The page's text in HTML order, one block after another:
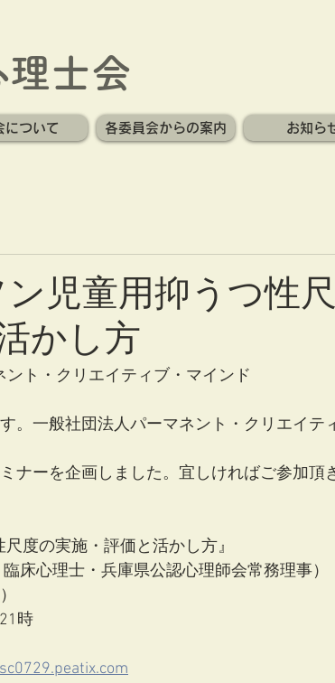
士会
について 各委員会からの案内 お知ら
ン児童用抑うつ性
かし方
ト・クリエイティブ・マインド
。一般社団法人パーマネント・クリエイテ
ナーを企画しました。宜しければご参加頂
尺度の実施・評価と活かし方』
臨床心理士・兵庫県公認心理師会常務理事）
時